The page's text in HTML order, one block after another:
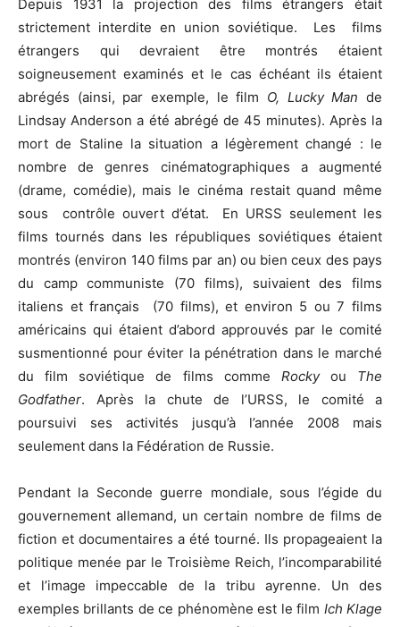
Depuis 1931 la projection des films étrangers était
strictement interdite en union soviétique. Les films
étrangers qui devraient être montrés étaient
soigneusement examinés et le cas échéant ils étaient
abrégés (ainsi, par exemple, le film O, Lucky Man de
Lindsay Anderson a été abrégé de 45 minutes). Après la
mort de Staline la situation a légèrement changé : le
nombre de genres cinématographiques a augmenté
(drame, comédie), mais le cinéma restait quand même
sous contrôle ouvert d’état. En URSS seulement les
films tournés dans les républiques soviétiques étaient
montrés (environ 140 films par an) ou bien ceux des pays
du camp communiste (70 films), suivaient des films
italiens et français (70 films), et environ 5 ou 7 films
américains qui étaient d’abord approuvés par le comité
susmentionné pour éviter la pénétration dans le marché
du film soviétique de films comme Rockyou The
Godfather. Après la chute de l’URSS, le comité a
poursuivi ses activités jusqu’à l’année 2008 mais
seulement dans la Fédération de Russie.
Pendant la Seconde guerre mondiale, sous l’égide du
gouvernement allemand, un certain nombre de films de
fiction et documentaires a été tourné. Ils propageaient la
politique menée par le Troisième Reich, l’incomparabilité
et l’image impeccable de la tribu ayrenne. Un des
exemples brillants de ce phénomène est le film Ich Klage